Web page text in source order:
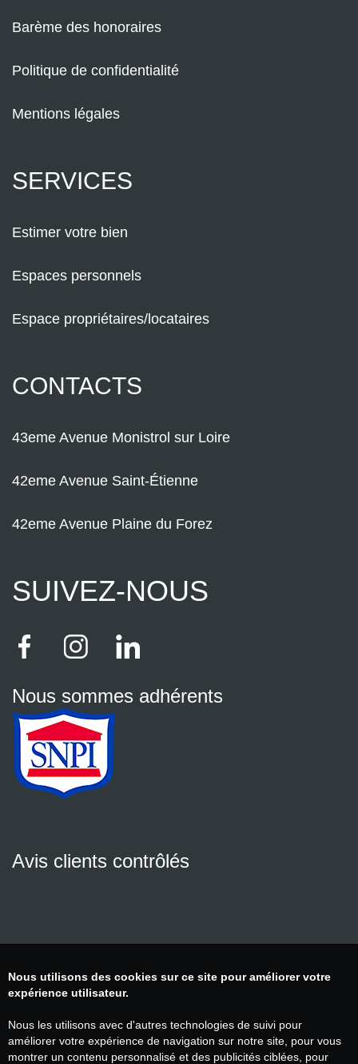
Barème des honoraires
Politique de confidentialité
Mentions légales
SERVICES
Estimer votre bien
Espaces personnels
Espace propriétaires/locataires
CONTACTS
43eme Avenue Monistrol sur Loire
42eme Avenue Saint-Étienne
42eme Avenue Plaine du Forez
SUIVEZ-NOUS
Nous sommes adhérents
Avis clients contrôlés
Nous utilisons des cookies sur ce site pour améliorer votre
expérience utilisateur.
Nous les utilisons avec d'autres technologies de suivi pour
améliorer votre expérience de navigation sur notre site, pour vous
montrer un contenu personnalisé et des publicités ciblées, pour